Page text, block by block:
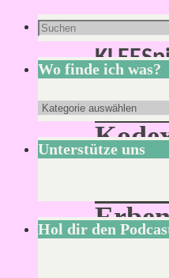
Des
Suchen
nach:
Wo finde ich was?
Wo
finde
ich
Unterstütze uns
Hol dir den